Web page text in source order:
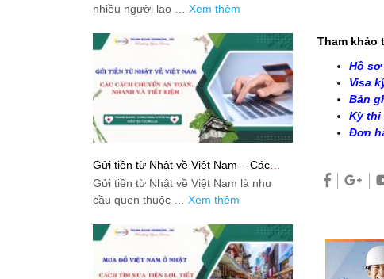
Tham khảo
Hồ sơ
Visa
Bản
Kỳ thi
Đơn
nhiều người lao … Xem thêm
Gửi tiền từ Nhật về Việt Nam – Các
cách chuyển an toàn, nhanh và tiết
kiệm
Gửi tiền từ Nhật về Việt Nam là nhu
cầu quen thuộc … Xem thêm